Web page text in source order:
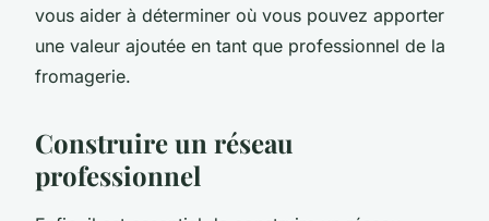
vous aider à déterminer où vous pouvez apporter
une valeur ajoutée en tant que professionnel de la
fromagerie.
Construire un réseau
professionnel